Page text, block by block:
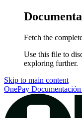
Fetch the
Use this file to
exploring further.
Skip to main content
OnePay Documentación